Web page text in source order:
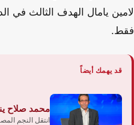
فقط.
قد يهمك أيضاً
محمد صلاح
انتقل النجم